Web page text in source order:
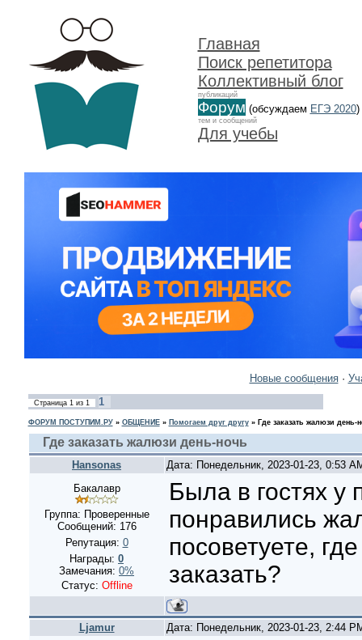
Главная
Поиск репетитора
Коллективный блог
публикаций
Форум (обсуждаем ЕГЭ 2020)
тем и сообщений
Для учебы
Новые сообщения·
Страница 1из 1 1
ФОРУМ ПОСТУПИМ.РУ» ОБЩЕНИЕ» Помогаем друг другу» Где заказать жалюзи день-
Где заказать жалюзи день-ночь
Hansonas
Дата: Понедельник, 2023-01-23, 0:53
Бакалавр
Группа: Проверенные
Сообщений: 176
Репутация: 0
Награды: 0
Замечания: 0%
Статус: Offline
Была в гостях у
понравились
посоветуете,
заказать?
Ljamur
Дата: Понедельник, 2023-01-23, 2:44